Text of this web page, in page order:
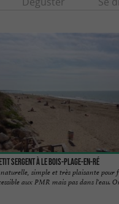
Sergent à Le Bois-Plage-en-Ré
simple et très plaisante pour
aux PMR mais pas dans l'eau.